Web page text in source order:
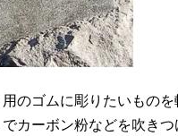
のゴムに彫りたいもの
カーボン粉などを吹きつ